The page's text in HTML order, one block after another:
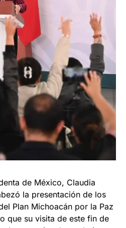
de México, Claudia
la presentación de los
Plan Michoacán por la Paz
que su visita de este fin de